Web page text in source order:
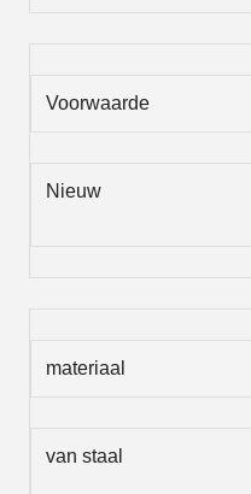
Voorwaarde
Nieuw
materiaal
van staal